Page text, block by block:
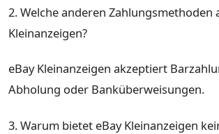
2. Welche anderen Zahlungsmethoden
Kleinanzeigen?
eBay Kleinanzeigen akzeptiert
Abholung oder Banküberweisungen.
3. Warum bietet eBay Kleinanzeigen